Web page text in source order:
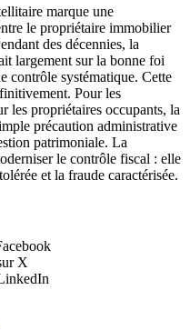
marque une
le propriétaire immobilier
des décennies, la
largement sur la bonne foi
contrôle systématique. Cette
Pour les
les propriétaires occupants, la
précaution administrative
patrimoniale. La
le contrôle fiscal : elle
et la fraude caractérisée.
X